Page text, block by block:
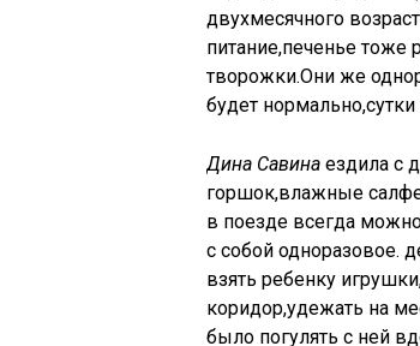
двухмесячного
питание,печенье
творожки.Они же
будет
Дина Савина ездила с
горшок,влажные
в поезде всегда
с собой одноразовое.
взять ребенку
коридор,удежать на
было погулять с ней